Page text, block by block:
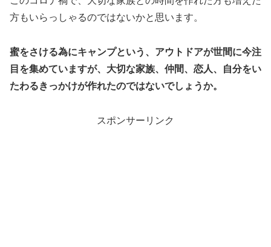
方もいらっしゃるのではないかと思います。
蜜をさける為にキャンプという、アウトドアが世間に今注
目を集めていますが、大切な家族、仲間、恋人、自分をい
たわるきっかけが作れたのではないでしょうか。
スポンサーリンク